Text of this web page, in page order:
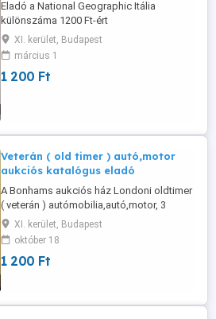
Eladó a National Geographic Itália
különszáma 1200 Ft-ért
XI. kerület, Budapest
március 1
1 200 Ft
Veterán ( old timer ) autó,motor
aukciós katalógus eladó
A Bonhams aukciós ház Londoni oldtimer
( veterán ) autómobilia,autó,motor, 3
kötetes,összesen 420 oldalas gyönyörű
aukciós katalógusa több,mint 1000
képpel, árakkal,leírásokkal,új állapotban, r
e n d k í v ü l k e d v e z ő áron eladó.
XI. kerület, Budapest
október 18
1 200 Ft